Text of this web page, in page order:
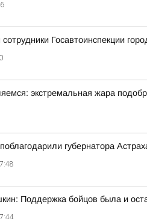
Госавтоинспекции
экстремальная жара
губернатора
Поддержка бойцов была и